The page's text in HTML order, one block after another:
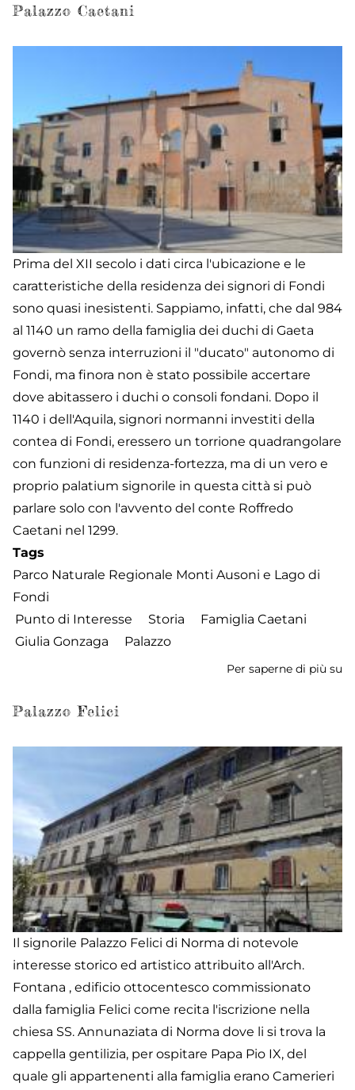
Palazzo Caetani
Prima del XII secolo i dati circa l'ubicazione e le
caratteristiche della residenza dei signori di Fondi
sono quasi inesistenti. Sappiamo, infatti, che dal 984
al 1140 un ramo della famiglia dei duchi di Gaeta
governò senza interruzioni il "ducato" autonomo di
Fondi, ma finora non è stato possibile accertare
dove abitassero i duchi o consoli fondani. Dopo il
1140 i dell'Aquila, signori normanni investiti della
contea di Fondi, eressero un torrione quadrangolare
con funzioni di residenza-fortezza, ma di un vero e
proprio palatium signorile in questa città si può
parlare solo con l'avvento del conte Roffredo
Caetani nel 1299.
Tags
Parco Naturale Regionale Monti Ausoni e Lago di
Fondi
Punto di Interesse
Storia
Famiglia Caetani
Giulia Gonzaga
Palazzo
Per saperne di più su
Palazzo Felici
Il signorile Palazzo Felici di Norma di notevole
interesse storico ed artistico attribuito all'Arch.
Fontana , edificio ottocentesco commissionato
dalla famiglia Felici come recita l'iscrizione nella
chiesa SS. Annunaziata di Norma dove li si trova la
cappella gentilizia, per ospitare Papa Pio IX, del
quale gli appartenenti alla famiglia erano Camerieri